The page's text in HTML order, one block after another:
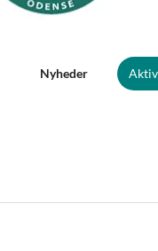
Nyheder